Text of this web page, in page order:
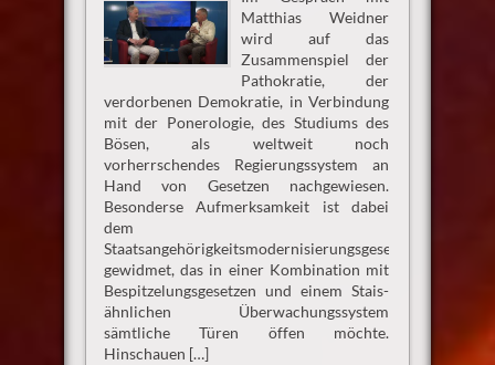
Matthias Weidner
wird auf das
Zusammenspiel der
Pathokratie, der
verdorbenen Demokratie, in Verbindung
mit der Ponerologie, des Studiums des
Bösen, als weltweit noch
vorherrschendes Regierungssystem an
Hand von Gesetzen nachgewiesen.
Besonderse Aufmerksamkeit ist dabei
dem
Staatsangehörigkeitsmodernisierungsgesetz
gewidmet, das in einer Kombination mit
Bespitzelungsgesetzen und einem Stais-
ähnlichen Überwachungssystem
sämtliche Türen öffen möchte.
Hinschauen […]